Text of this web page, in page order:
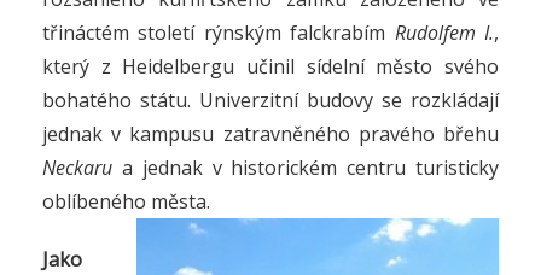
třináctém století rýnským falckrabím Rudolfem I.,
který z Heidelbergu učinil sídelní město svého
bohatého státu. Univerzitní budovy se rozkládají
jednak v kampusu zatravněného pravého břehu
Neckaru a jednak v historickém centru turisticky
oblíbeného města.
Jako